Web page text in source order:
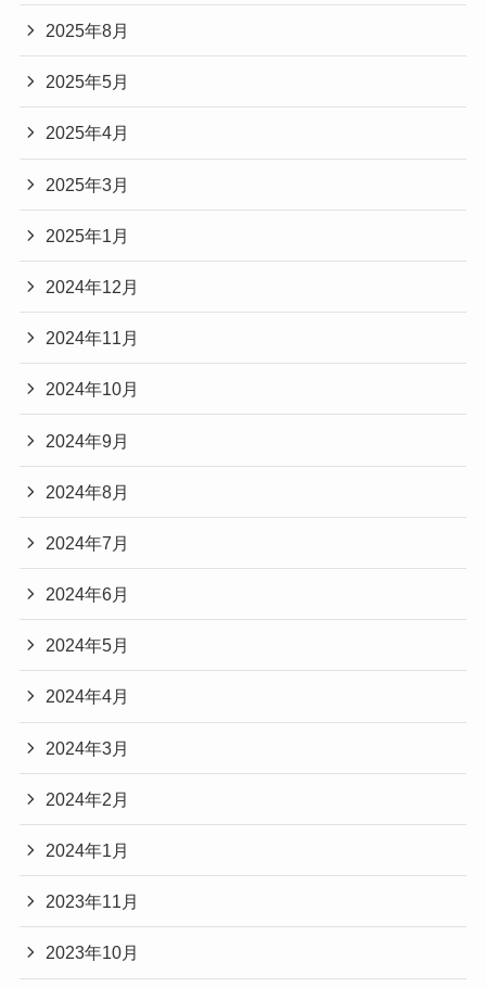
2025年8月
2025年5月
2025年4月
2025年3月
2025年1月
2024年12月
2024年11月
2024年10月
2024年9月
2024年8月
2024年7月
2024年6月
2024年5月
2024年4月
2024年3月
2024年2月
2024年1月
2023年11月
2023年10月